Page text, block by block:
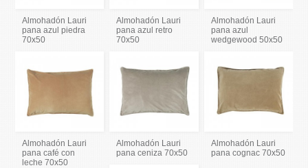
Almohadón Lauri
pana azul piedra
70x50
Almohadón Lauri
pana azul retro
70x50
Almohadón Lauri
pana azul
wedgewood 50x50
Almohadón Lauri
pana café con
leche 70x50
Almohadón Lauri
pana ceniza 70x50
Almohadón Lauri
pana cognac 70x50